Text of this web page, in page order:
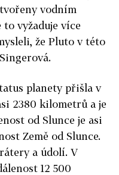
vodním
vyžaduje více
že Pluto v této
planety přišla v
2380 kilometrů a je
od Slunce je asi
Země od Slunce.
a údolí. V
12 500